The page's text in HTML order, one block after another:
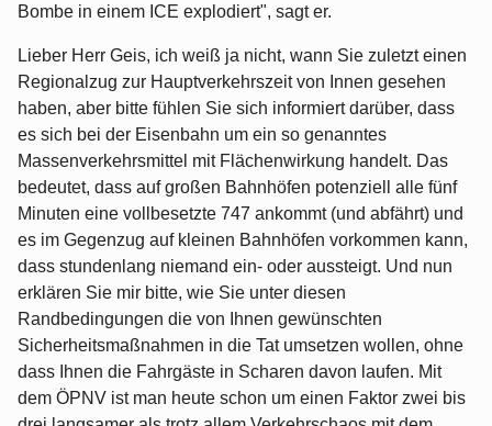
Bombe in einem ICE explodiert", sagt er.
Lieber Herr Geis, ich weiß ja nicht, wann Sie zuletzt einen
Regionalzug zur Hauptverkehrszeit von Innen gesehen
haben, aber bitte fühlen Sie sich informiert darüber, dass
es sich bei der Eisenbahn um ein so genanntes
Massenverkehrsmittel mit Flächenwirkung handelt. Das
bedeutet, dass auf großen Bahnhöfen potenziell alle fünf
Minuten eine vollbesetzte 747 ankommt (und abfährt) und
es im Gegenzug auf kleinen Bahnhöfen vorkommen kann,
dass stundenlang niemand ein- oder aussteigt. Und nun
erklären Sie mir bitte, wie Sie unter diesen
Randbedingungen die von Ihnen gewünschten
Sicherheitsmaßnahmen in die Tat umsetzen wollen, ohne
dass Ihnen die Fahrgäste in Scharen davon laufen. Mit
dem ÖPNV ist man heute schon um einen Faktor zwei bis